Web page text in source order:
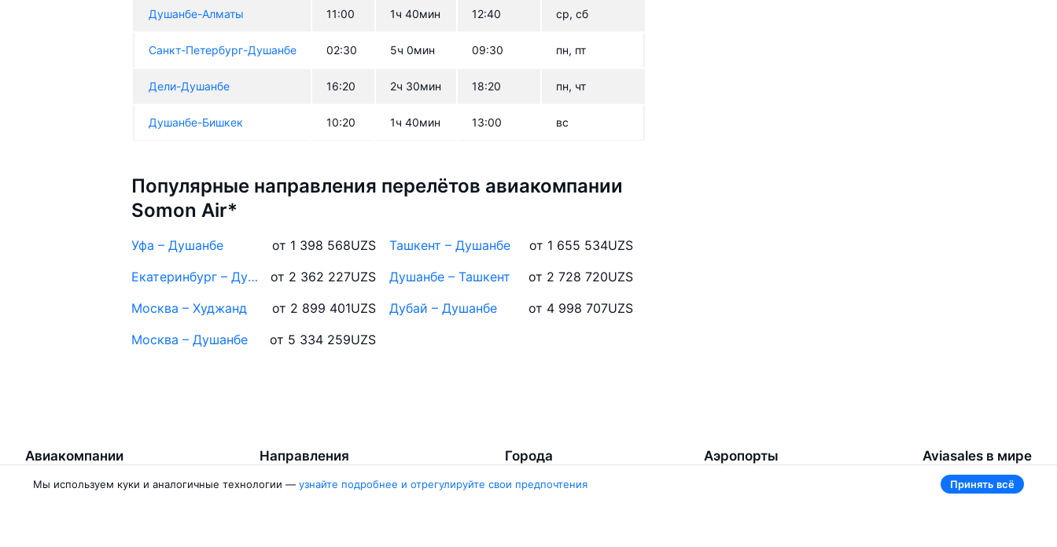
Душанбе-Алматы 11:00 1ч 40мин 12:40 ср, сб
Санкт-Петербург-Душанбе 02:30 5ч 0мин 09:30 пн, пт
Дели-Душанбе 16:20 2ч 30мин 18:20 пн, чт
Душанбе-Бишкек 10:20 1ч 40мин 13:00 вс
Популярные направления перелётов авиакомпании
Somon Air*
Уфа – Душанбе от 1 398 568UZS Ташкент – Душанбе от 1 655 534UZS
Екатеринбург – Душанбе
от 2 362 227UZS Душанбе – Ташкент от 2 728 720UZS
Москва – Худжанд
от 2 899 401UZS Дубай – Душанбе от 4 998 707UZS
Москва – Душанбе
от 5 334 259UZS
Авиакомпании
Air Samarkand
Направления
Ургенч — Ташкент
Города
Ташкент
Аэропорты Aviasales в мире
Беларусь
Мы используем куки и аналогичные технологии — узнайте подробнее и отрегулируйте свои предпочтения Принять всё